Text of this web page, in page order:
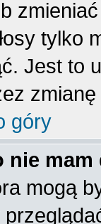
tylko
Jest to
zmianę
góry
nie
mogą